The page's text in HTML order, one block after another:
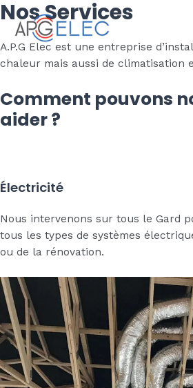
Skip
content
Nos Services
A.P.G Elec est une entreprise
chaleur mais aussi de climatisation
Comment pouvons
aider ?
Électricité
Nous intervenons sur tous le Gard
tous les types de systèmes
ou de la rénovation.